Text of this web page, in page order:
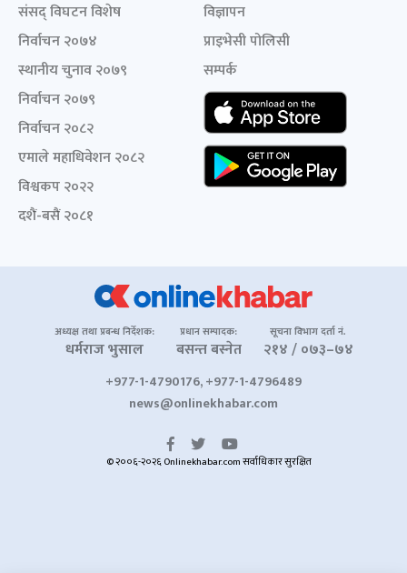
संसद् विघटन विशेष
निर्वाचन २०७४
स्थानीय चुनाव २०७९
निर्वाचन २०७९
निर्वाचन २०८२
एमाले महाधिवेशन २०८२
विश्वकप २०२२
दशैं-बसैं २०८१
विज्ञापन
प्राइभेसी पोलिसी
सम्पर्क
अध्यक्ष तथा प्रबन्ध निर्देशक:
धर्मराज भुसाल
प्रधान सम्पादक:
बसन्त बस्नेत
सूचना विभाग दर्ता नं.
२१४ / ०७३–७४
+977-1-4790176, +977-1-4796489
news@onlinekhabar.com
© २००६-२०२६ Onlinekhabar.com सर्वाधिकार सुरक्षित